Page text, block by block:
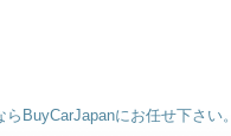
BuyCarJapanにお任せ下さい。